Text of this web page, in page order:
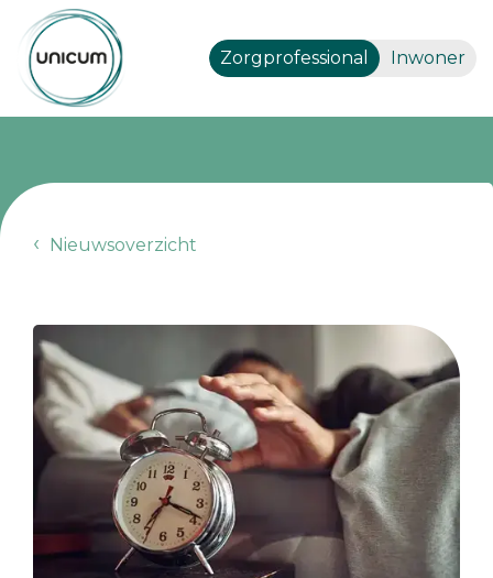
Zorgprofessional Inwoner
Nieuwsoverzicht